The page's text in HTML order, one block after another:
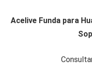
Acelive Funda para